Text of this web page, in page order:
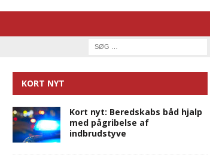
KORT NYT
Kort nyt: Beredskabs båd hjalp
med pågribelse af
indbrudstyve